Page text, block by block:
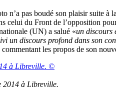
n’a pas boudé son plaisir suite
celui du Front de l’opposition
(UN) a salué «un discours
un discours profond dans son
les propos de son
2014 à Libreville.